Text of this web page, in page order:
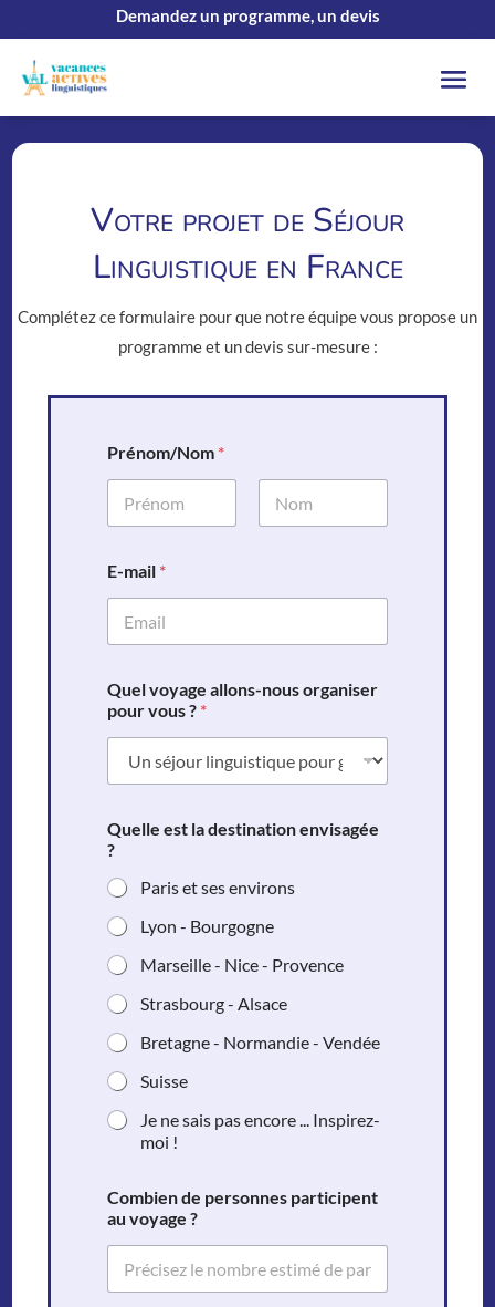
Demandez un programme, un devis
Votre projet de Séjour
Linguistique en France
Complétez ce formulaire pour que notre équipe vous propose un
programme et un devis sur-mesure :
Prénom/Nom *
E-mail *
Quel voyage allons-nous organiser
pour vous ? *
Quelle est la destination envisagée
?
Paris et ses environs
Lyon - Bourgogne
Marseille - Nice - Provence
Strasbourg - Alsace
Bretagne - Normandie - Vendée
Suisse
Je ne sais pas encore ... Inspirez-
moi !
Combien de personnes participent
au voyage ?